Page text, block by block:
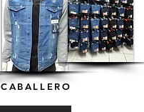
CABALLERO